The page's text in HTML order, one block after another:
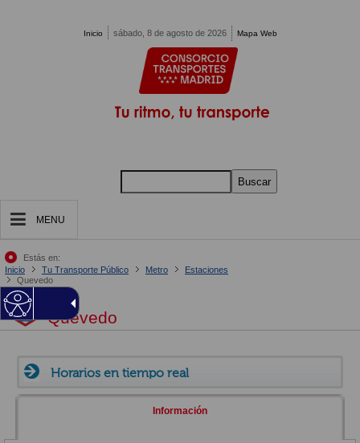
Inicio sábado, 8 de agosto de 2026 Mapa Web
Buscar
MENU
Estás en:
Inicio
Tu Transporte Público Metro
Estaciones
Quevedo
Quevedo
Horarios en tiempo real
Información